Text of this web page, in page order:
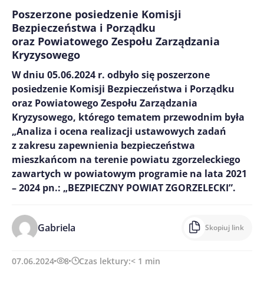
Poszerzone posiedzenie Komisji
Bezpieczeństwa i Porządku
oraz Powiatowego Zespołu Zarządzania
Kryzysowego
W dniu 05.06.2024 r. odbyło się poszerzone
posiedzenie Komisji Bezpieczeństwa i Porządku
oraz Powiatowego Zespołu Zarządzania
Kryzysowego, którego tematem przewodnim była
„Analiza i ocena realizacji ustawowych zadań
z zakresu zapewnienia bezpieczeństwa
mieszkańcom na terenie powiatu zgorzeleckiego
zawartych w powiatowym programie na lata 2021
– 2024 pn.: „BEZPIECZNY POWIAT ZGORZELECKI”.
Gabriela Skopiuj link
07.06.2024 8 Czas lektury:< 1 min